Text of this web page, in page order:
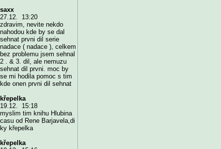
saxx
27.12. 13:20
zdravim, nevite nekdo
nahodou kde by se dal
sehnat prvni dil serie
nadace ( nadace ), celkem
bez problemu jsem sehnal
2 . & 3. dil, ale nemuzu
sehnat dil prvni. moc by
se mi hodila pomoc s tim
kde onen prvni dil sehnat
křepelka
19.12. 15:18
myslim tim knihu Hlubina
casu od Rene Barjavela,di
ky křepelka
křepelka